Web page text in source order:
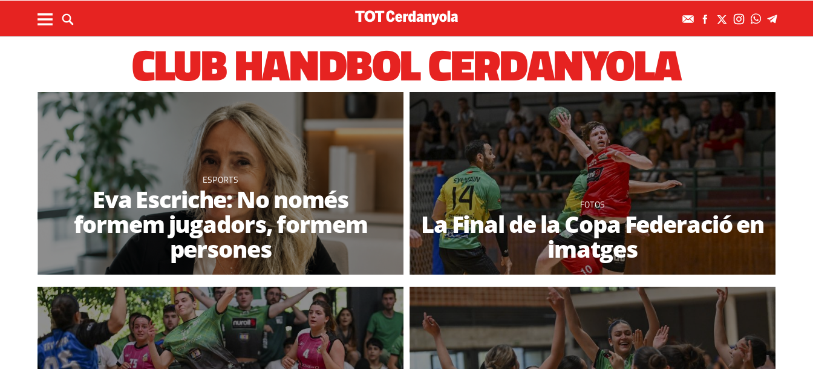
CLUB HANDBOL CERDANYOLA
ESPORTS
Eva Escriche: No només
formem jugadors, formem
persones
FOTOS
La Final de la Copa Federació en
imatges